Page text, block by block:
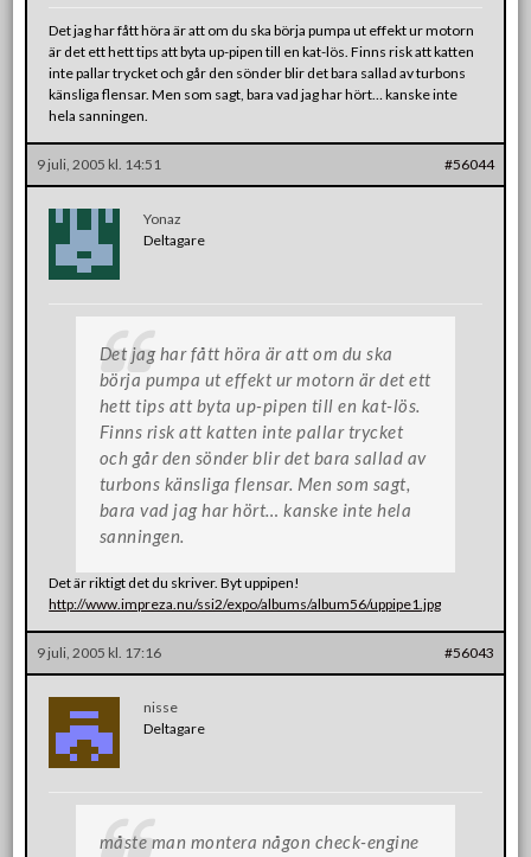
Det jag har fått höra är att om du ska börja pumpa ut effekt ur motorn
är det ett hett tips att byta up-pipen till en kat-lös. Finns risk att katten
inte pallar trycket och går den sönder blir det bara sallad av turbons
känsliga flensar. Men som sagt, bara vad jag har hört… kanske inte
hela sanningen.
9 juli, 2005 kl. 14:51 #56044
Yonaz
Deltagare
Det jag har fått höra är att om du ska
börja pumpa ut effekt ur motorn är det ett
hett tips att byta up-pipen till en kat-lös.
Finns risk att katten inte pallar trycket
och går den sönder blir det bara sallad av
turbons känsliga flensar. Men som sagt,
bara vad jag har hört… kanske inte hela
sanningen.
Det är riktigt det du skriver. Byt uppipen!
http://www.impreza.nu/ssi2/expo/albums/album56/uppipe1.jpg
9 juli, 2005 kl. 17:16 #56043
nisse
Deltagare
måste man montera någon check-engine